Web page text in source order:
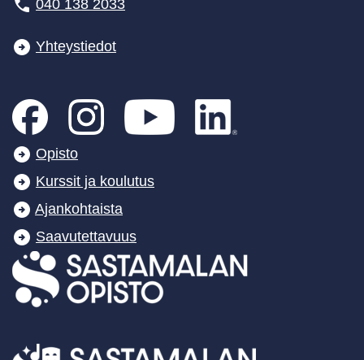
040 138 2033
Yhteystiedot
Opisto
Kurssit ja koulutus
Ajankohtaista
Saavutettavuus